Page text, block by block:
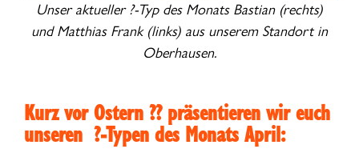
Unser aktueller ?-Typ des Monats Bastian (rechts)
und Matthias Frank (links) aus unserem Standort in
Oberhausen.
Kurz vor Ostern ?? präsentieren wir euch
unseren ?-Typen des MonatsApril: